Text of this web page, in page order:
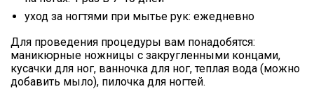
уход за ногтями при мытье рук: ежедневно
Для проведения процедуры вам понадобятся:
маникюрные ножницы с закругленными концами,
кусачки для ног, ванночка для ног, теплая вода (можно
добавить мыло), пилочка для ногтей.